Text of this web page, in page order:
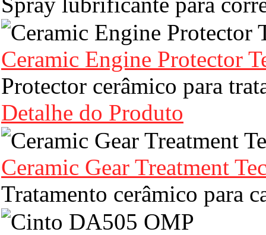
Ceramic Engine Protector
Protector cerâmico para
Detalhe do Produto
Ceramic Gear Treatment
Tratamento cerâmico para